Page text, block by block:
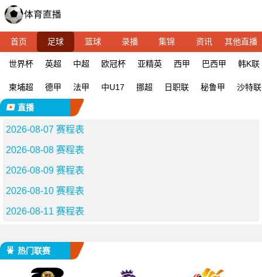
首页 足球 篮球 录播 集锦 资讯 其他直播
世界杯 英超 中超 欧冠杯 亚精英 西甲 巴西甲 韩K联
柬埔超 德甲 法甲 中U17 挪超 日职联 秘鲁甲 沙特联
直播
2026-08-07 赛程表
2026-08-08 赛程表
2026-08-09 赛程表
2026-08-10 赛程表
2026-08-11 赛程表
热门联赛